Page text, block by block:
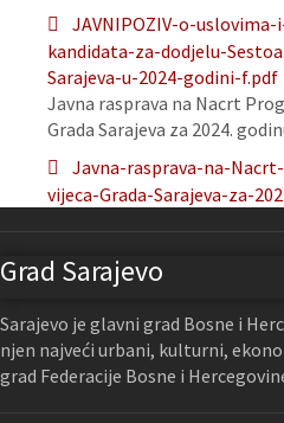
JAVNIPOZIV-o-
kandidata-za-dodjelu-
Sarajeva-u-2024-godini-f.pdf
Javna rasprava na Nacrt
Grada Sarajeva za 2024.
Javna-rasprava-na-
vijeca-Grada-Sarajeva-za-
Grad Sarajevo
Sarajevo je glavni grad Bosne i
njen najveći urbani, kulturni,
grad Federacije Bosne i